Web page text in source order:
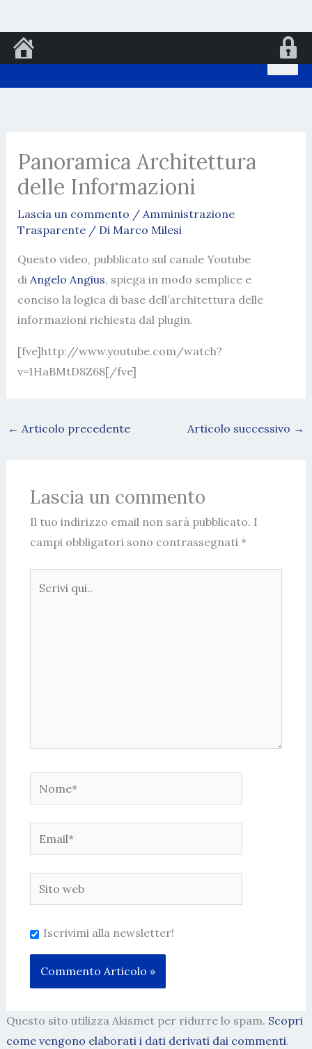
al
Panoramica Architettura
delle Informazioni
Lascia un commento / Amministrazione
Trasparente/ Di Marco Milesi
Questo video, pubblicato sul canale Youtube
di Angelo Angius, spiega in modo semplice e
conciso la logica di base dell’architettura delle
informazioni richiesta dal plugin.
[fve]http://www.youtube.com/watch?
v=1HaBMtD8Z68[/fve]
← Articolo precedente Articolo successivo →
Lascia un commento
Il tuo indirizzo email non sarà pubblicato. I
campi obbligatori sono contrassegnati *
Nome*
Email*
Sito
web
Iscrivimi alla newsletter!
Questo sito utilizza Akismet per ridurre lo spam. Scopri
come vengono elaborati i dati derivati dai commenti.